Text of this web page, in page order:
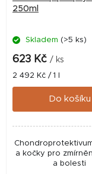
250ml
Skladem (>5 ks)
623 Kč / ks
Měrná
cena:
2 492 Kč / 1 l
Do košíku
a kočky pro
a bolesti